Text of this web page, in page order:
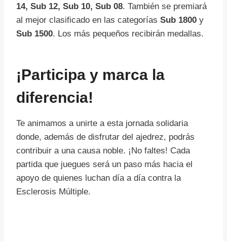
14, Sub 12, Sub 10, Sub 08. También se premiará
al mejor clasificado en las categorías Sub 1800 y
Sub 1500. Los más pequeños recibirán medallas.
¡Participa y marca la
diferencia!
Te animamos a unirte a esta jornada solidaria
donde, además de disfrutar del ajedrez, podrás
contribuir a una causa noble. ¡No faltes! Cada
partida que juegues será un paso más hacia el
apoyo de quienes luchan día a día contra la
Esclerosis Múltiple.